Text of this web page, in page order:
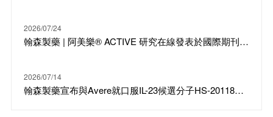
2026/07/24
翰森製藥 | 阿美樂® ACTIVE 研究在線發表於國際期刊 JTO
2026/07/14
翰森製藥宣布與Avere就口服IL-23候選分子HS-20118達成許可合作及戰略投資